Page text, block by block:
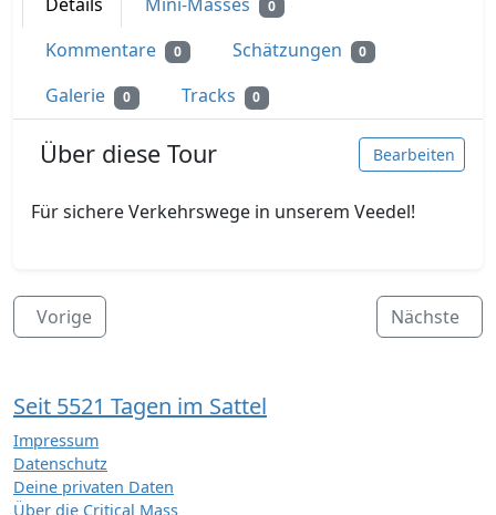
0
Kommentare 0 Schätzungen 0
Galerie 0 Tracks 0
Über diese Tour Bearbeiten
Für sichere Verkehrswege in unserem Veedel!
Vorige Nächste
Seit 5521 Tagen im Sattel
Impressum
Datenschutz
Deine privaten Daten
Über die Critical Mass